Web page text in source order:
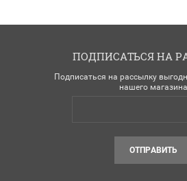
ПОДПИСАТЬСЯ НА
Подписаться на рассылку
нашего магазина
ОТПРАВИТЬ